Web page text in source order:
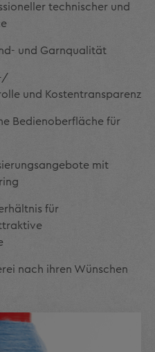
technischer und
und Garnqualität
und Kostentransparenz
Bedienoberfläche für
mit
für
nach ihren Wünschen